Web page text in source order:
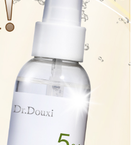
同意申辦者引起之損失，本公司不負相關責
」時，將依據個別帳號之用戶狀況，依本公司
；若仍有額度不足之情形，本公司將視審查
使用他人資訊註冊。若發現惡意使用之情
有權停止該用戶之使用額度並採取法律行
含以上)免運費
含以上)免運費
含以上)免運費
含以上)免運費